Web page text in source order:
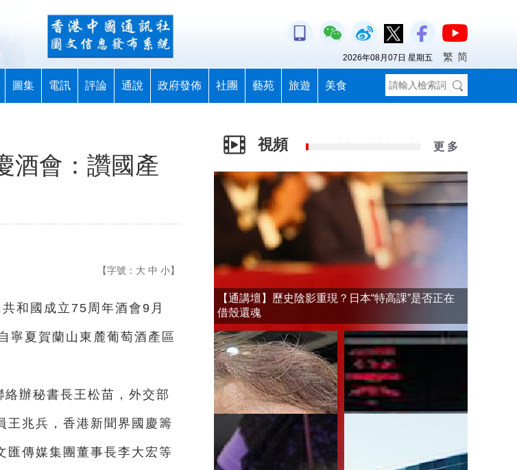
圖集 電訊 評論 通說 政府發佈 社團 藝苑 旅遊 美食
2026年08月07日 星期五 繁 简
酒會：讚國產
【字號： 大 中 小】
和國成立75周年酒會9月
寧夏賀蘭山東麓葡萄酒產區
辦秘書長王松苗，外交部
王兆兵，香港新聞界國慶籌
匯傳媒集團董事長李大宏等
視頻 更 多
【通講壇】歷史陰影重現？日本“特高課”是否正在
借殼還魂